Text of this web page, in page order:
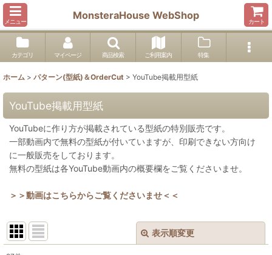
メニュー
MonsteraHouse WebShop
カート
カテゴリ マイページ 商品検索 ご利用案内 特集
ホーム > パターン(型紙)＆OrderCut > YouTube掲載用型紙
YouTube掲載用型紙
YouTubeに作り方が掲載されている型紙の特別販売です。
一部動画内で無料の型紙が付いていますが、印刷できない方向け
に一般販売をしております。
無料の型紙は各YouTube動画内の概要欄をご覧くださいませ。
＞＞動画はこちらからご覧くださいませ＜＜
表示順変更